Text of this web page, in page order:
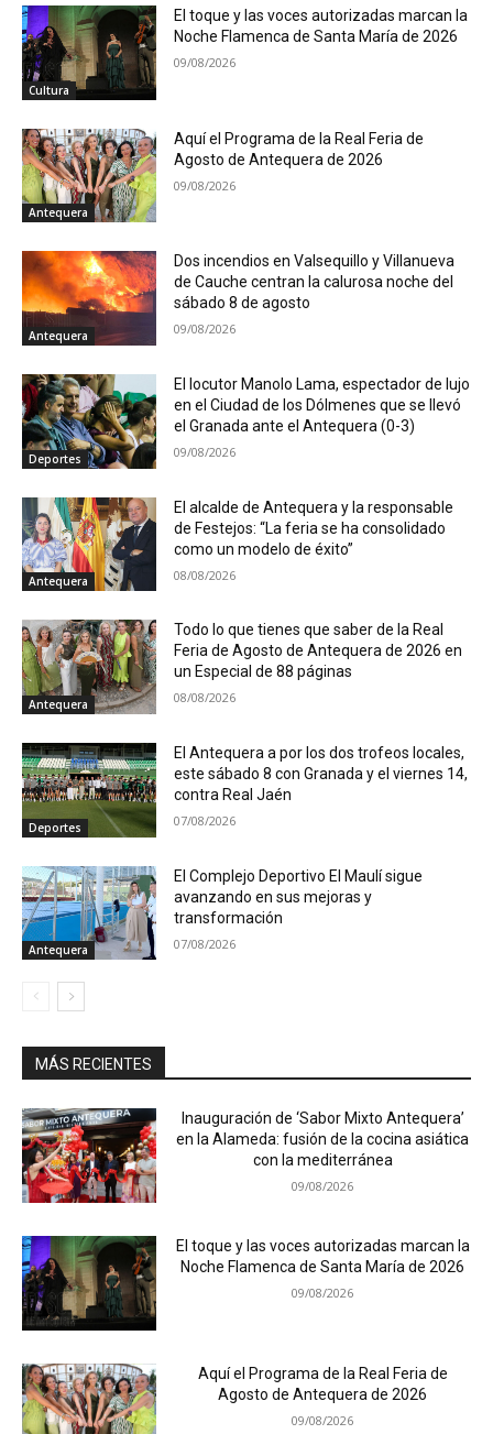
Cultura
El toque y las voces autorizadas marcan la
Noche Flamenca de Santa María de 2026
09/08/2026
Antequera
Aquí el Programa de la Real Feria de
Agosto de Antequera de 2026
09/08/2026
Antequera
Dos incendios en Valsequillo y Villanueva
de Cauche centran la calurosa noche del
sábado 8 de agosto
09/08/2026
Deportes
El locutor Manolo Lama, espectador de lujo
en el Ciudad de los Dólmenes que se llevó
el Granada ante el Antequera (0-3)
09/08/2026
Antequera
El alcalde de Antequera y la responsable
de Festejos: “La feria se ha consolidado
como un modelo de éxito”
08/08/2026
Antequera
Todo lo que tienes que saber de la Real
Feria de Agosto de Antequera de 2026 en
un Especial de 88 páginas
08/08/2026
Deportes
El Antequera a por los dos trofeos locales,
este sábado 8 con Granada y el viernes 14,
contra Real Jaén
07/08/2026
Antequera
El Complejo Deportivo El Maulí sigue
avanzando en sus mejoras y
transformación
07/08/2026
MÁS RECIENTES
Inauguración de ‘Sabor Mixto Antequera’
en la Alameda: fusión de la cocina asiática
con la mediterránea
09/08/2026
El toque y las voces autorizadas marcan la
Noche Flamenca de Santa María de 2026
09/08/2026
Aquí el Programa de la Real Feria de
Agosto de Antequera de 2026
09/08/2026